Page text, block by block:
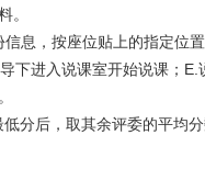
。
息，按座位贴上的指定位
下进入说课室开始说课；
分后，取其余评委的平均